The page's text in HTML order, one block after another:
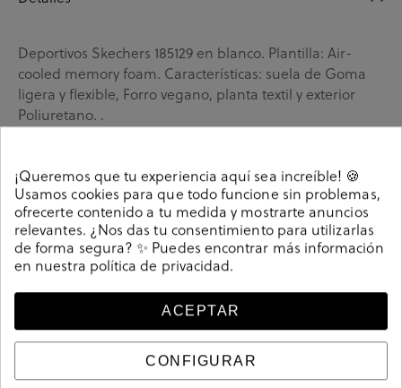
Deportivos Skechers 185129 en blanco. Plantilla: Air-
cooled memory foam. Características: suela de Goma
ligera y flexible, Forro vegano, planta textil y exterior
Poliuretano. .
tecnología del confort. Apuesta por lainnovación en
cada modelo para crear comodidad, gracias al
desarrollo de nuevas tecnologías. Ofrece una gran
variedad de deportivos, botines y sandalias que aunan
comodidad con un estilo casual para tu día a día.
Referencia211552
Guía de tallas
Ciudados y limpieza
¡Queremos que tu experiencia aquí sea increíble! 🍪
Usamos cookies para que todo funcione sin problemas,
ofrecerte contenido a tu medida y mostrarte anuncios
relevantes. ¿Nos das tu consentimiento para utilizarlas
de forma segura? ✨ Puedes encontrar más información
en nuestra política de privacidad.
ACEPTAR
CONFIGURAR